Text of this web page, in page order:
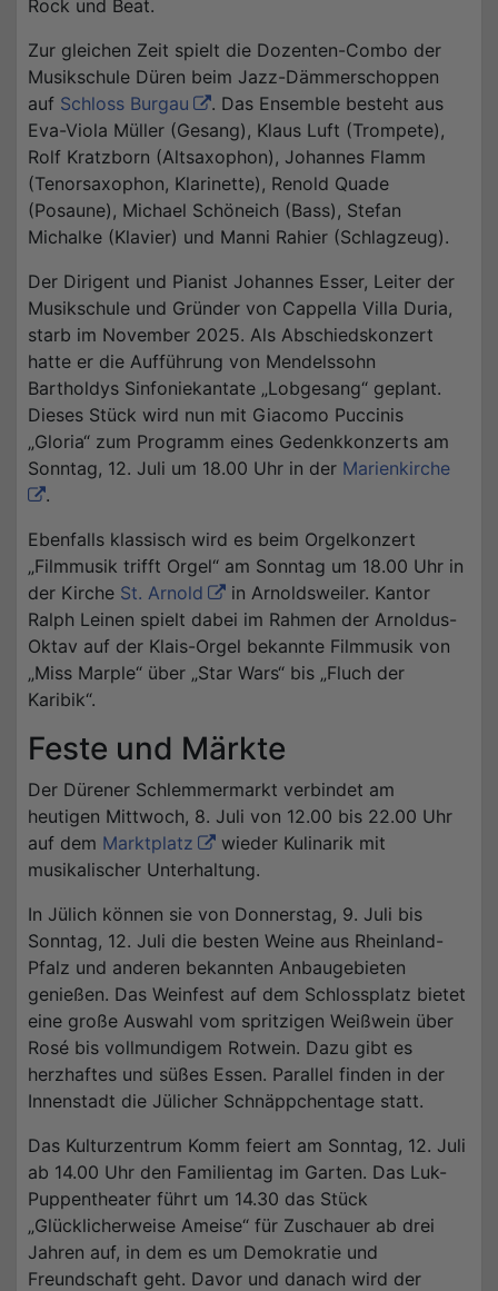
Rock und Beat.
Zur gleichen Zeit spielt die Dozenten-Combo der
Musikschule Düren beim Jazz-Dämmerschoppen
auf Schloss Burgau
. Das Ensemble besteht aus
Eva-Viola Müller (Gesang), Klaus Luft (Trompete),
Rolf Kratzborn (Altsaxophon), Johannes Flamm
(Tenorsaxophon, Klarinette), Renold Quade
(Posaune), Michael Schöneich (Bass), Stefan
Michalke (Klavier) und Manni Rahier (Schlagzeug).
Der Dirigent und Pianist Johannes Esser, Leiter der
Musikschule und Gründer von Cappella Villa Duria,
starb im November 2025. Als Abschiedskonzert
hatte er die Aufführung von Mendelssohn
Bartholdys Sinfoniekantate „Lobgesang“ geplant.
Dieses Stück wird nun mit Giacomo Puccinis
„Gloria“ zum Programm eines Gedenkkonzerts am
Sonntag, 12. Juli um 18.00 Uhr in der Marienkirche
.
Ebenfalls klassisch wird es beim Orgelkonzert
„Filmmusik trifft Orgel“ am Sonntag um 18.00 Uhr in
der Kirche St. Arnold
in Arnoldsweiler. Kantor
Ralph Leinen spielt dabei im Rahmen der Arnoldus-
Oktav auf der Klais-Orgel bekannte Filmmusik von
„Miss Marple“ über „Star Wars“ bis „Fluch der
Karibik“.
Feste und Märkte
Der Dürener Schlemmermarkt verbindet am
heutigen Mittwoch, 8. Juli von 12.00 bis 22.00 Uhr
auf dem Marktplatz
wieder Kulinarik mit
musikalischer Unterhaltung.
In Jülich können sie von Donnerstag, 9. Juli bis
Sonntag, 12. Juli die besten Weine aus Rheinland-
Pfalz und anderen bekannten Anbaugebieten
genießen. Das Weinfest auf dem Schlossplatz bietet
eine große Auswahl vom spritzigen Weißwein über
Rosé bis vollmundigem Rotwein. Dazu gibt es
herzhaftes und süßes Essen. Parallel finden in der
Innenstadt die Jülicher Schnäppchentage statt.
Das Kulturzentrum Komm feiert am Sonntag, 12. Juli
ab 14.00 Uhr den Familientag im Garten. Das Luk-
Puppentheater führt um 14.30 das Stück
„Glücklicherweise Ameise“ für Zuschauer ab drei
Jahren auf, in dem es um Demokratie und
Freundschaft geht. Davor und danach wird der